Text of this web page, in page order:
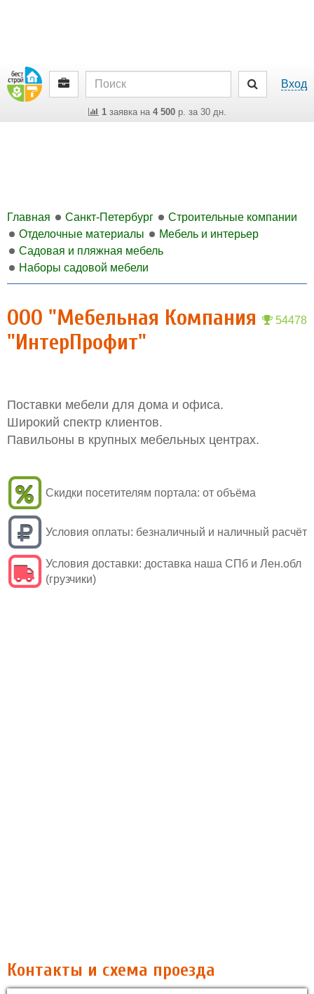
Вход
1заявка на 4 500р. за 30 дн.
Главная Санкт-Петербург
Строительные компании
Отделочные материалы
Мебель и интерьер
Садовая и пляжная мебель
Наборы садовой мебели
54478
ООО "Мебельная Компания
"ИнтерПрофит"
Поставки мебели для дома и офиса.
Широкий спектр клиентов.
Павильоны в крупных мебельных центрах.
Скидки посетителям портала: от объёма
Условия оплаты: безналичный и наличный расчёт
Условия доставки: доставка наша СПб и Лен.обл
(грузчики)
Контакты и схема проезда